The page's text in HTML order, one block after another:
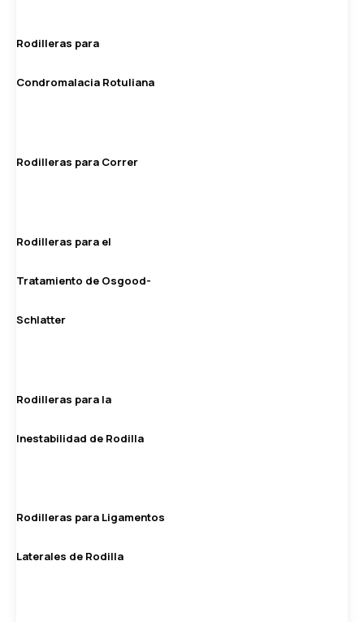
Rodilleras para
Condromalacia Rotuliana
Rodilleras para Correr
Rodilleras para el
Tratamiento de Osgood-
Schlatter
Rodilleras para la
Inestabilidad de Rodilla
Rodilleras para Ligamentos
Laterales de Rodilla